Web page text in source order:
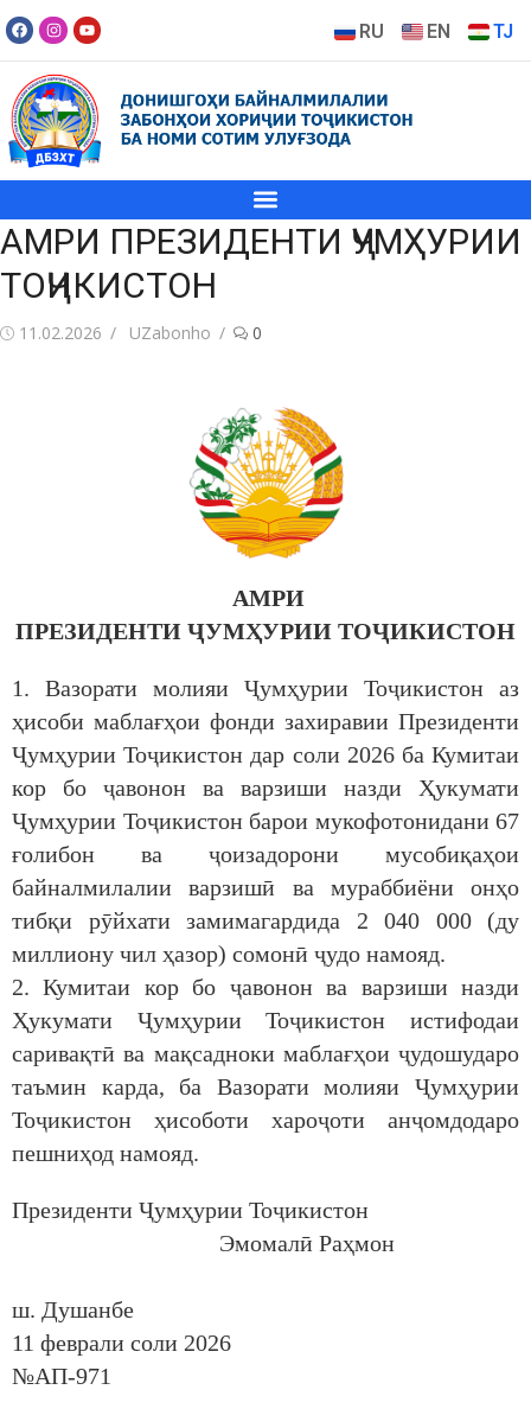
RU EN TJ
АМРИ ПРЕЗИДЕНТИ ҶУМҲУРИИ
ТОҶИКИСТОН
11.02.2026 UZabonho 0
АМРИ
ПРЕЗИДЕНТИ ҶУМҲУРИИ ТОҶИКИСТОН
1. Вазорати молияи Ҷумҳурии Тоҷикистон аз
ҳисоби маблағҳои фонди захиравии Президенти
Ҷумҳурии Тоҷикистон дар соли 2026 ба Кумитаи
кор бо ҷавонон ва варзиши назди Ҳукумати
Ҷумҳурии Тоҷикистон барои мукофотонидани 67
ғолибон ва ҷоизадорони мусобиқаҳои
байналмилалии варзишӣ ва мураббиёни онҳо
тибқи рӯйхати замимагардида 2 040 000 (ду
миллиону чил ҳазор) сомонӣ ҷудо намояд.
2. Кумитаи кор бо ҷавонон ва варзиши назди
Ҳукумати Ҷумҳурии Тоҷикистон истифодаи
саривақтӣ ва мақсадноки маблағҳои ҷудошударо
таъмин карда, ба Вазорати молияи Ҷумҳурии
Тоҷикистон ҳисоботи хароҷоти анҷомдодаро
пешниҳод намояд.
Президенти Ҷумҳурии Тоҷикистон
Эмомалӣ Раҳмон
ш. Душанбе
11 феврали соли 2026
№АП-971